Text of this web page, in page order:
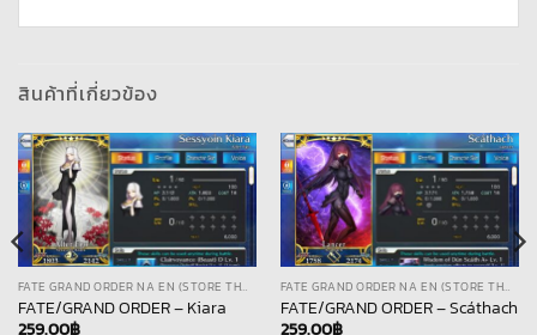
สินค้าที่เกี่ยวข้อง
FATE GRAND ORDER NA EN (STORE THAI)
FATE/GRAND ORDER – Kiara
259.00฿
FATE GRAND ORDER NA EN (STORE THAI)
FATE/GRAND ORDER – Scáthach
259.00฿